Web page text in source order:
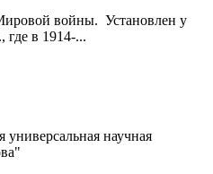
войны. Установлен у
где в 1914-...
научная